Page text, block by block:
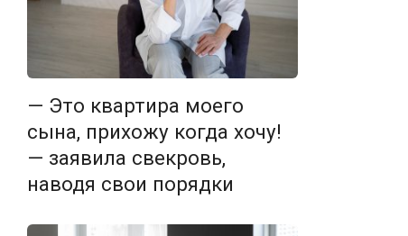
— Это квартира моего
сына, прихожу когда хочу!
— заявила свекровь,
наводя свои порядки